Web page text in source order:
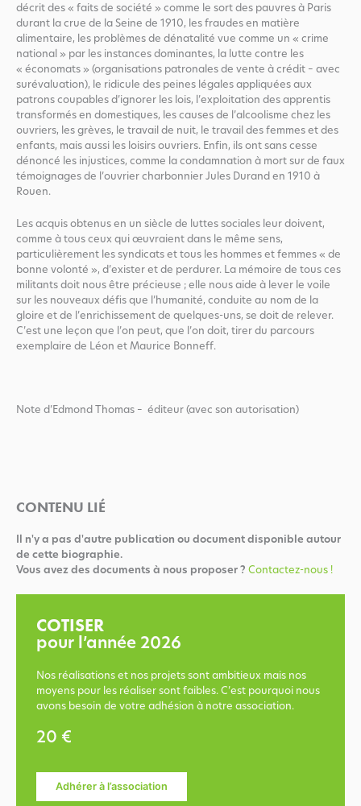
décrit des « faits de société » comme le sort des pauvres à Paris
durant la crue de la Seine de 1910, les fraudes en matière
alimentaire, les problèmes de dénatalité vue comme un « crime
national » par les instances dominantes, la lutte contre les
« économats » (organisations patronales de vente à crédit – avec
surévaluation), le ridicule des peines légales appliquées aux
patrons coupables d’ignorer les lois, l’exploitation des apprentis
transformés en domestiques, les causes de l’alcoolisme chez les
ouvriers, les grèves, le travail de nuit, le travail des femmes et des
enfants, mais aussi les loisirs ouvriers. Enfin, ils ont sans cesse
dénoncé les injustices, comme la condamnation à mort sur de faux
témoignages de l’ouvrier charbonnier Jules Durand en 1910 à
Rouen.
Les acquis obtenus en un siècle de luttes sociales leur doivent,
comme à tous ceux qui œuvraient dans le même sens,
particulièrement les syndicats et tous les hommes et femmes « de
bonne volonté », d’exister et de perdurer. La mémoire de tous ces
militants doit nous être précieuse ; elle nous aide à lever le voile
sur les nouveaux défis que l’humanité, conduite au nom de la
gloire et de l’enrichissement de quelques-uns, se doit de relever.
C’est une leçon que l’on peut, que l’on doit, tirer du parcours
exemplaire de Léon et Maurice Bonneff.
Note d’Edmond Thomas – éditeur (avec son autorisation)
CONTENU LIÉ
Il n'y a pas d'autre publication ou document disponible autour
de cette biographie.
Vous avez des documents à nous proposer ? Contactez-nous !
COTISER
pour l’année 2026
Nos réalisations et nos projets sont ambitieux mais nos
moyens pour les réaliser sont faibles. C’est pourquoi nous
avons besoin de votre adhésion à notre association.
20 €
Adhérer à l’association